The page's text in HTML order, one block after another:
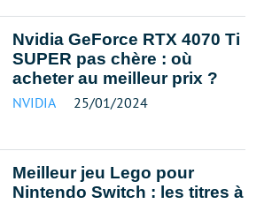
Nvidia GeForce RTX 4070 Ti
SUPER pas chère : où
acheter au meilleur prix ?
NVIDIA 25/01/2024
Meilleur jeu Lego pour
Nintendo Switch : les titres à